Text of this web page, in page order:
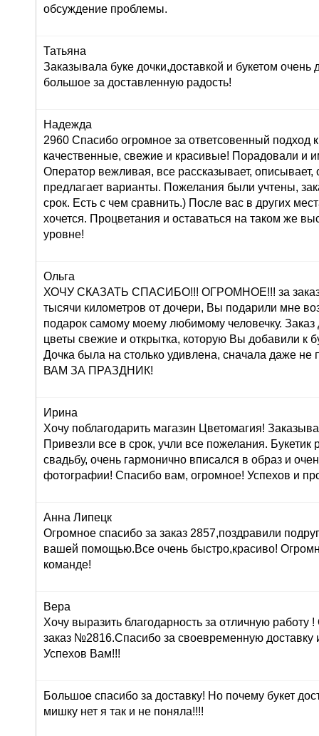
обсуждение проблемы.
Татьяна
Заказывала буке дочки,доставкой и букетом
большое за доставленную радость!
Надежда
2960 Спасибо огромное за ответсовенный подход
качественные, свежие и красивые! Порадовали и
Оператор вежливая, все рассказывает, описывает,
предлагает варианты. Пожелания были учтены,
срок. Есть с чем сравнить.) После вас в других
хочется. Процветания и оставаться на таком же
уровне!
Ольга
ХОЧУ СКАЗАТЬ СПАСИБО!!! ОГРОМНОЕ!!! за заказ
тысячи километров от дочери, Вы подарили мне
подарок самому моему любимому человечку.
цветы свежие и открытка, которую Вы добавили к
Дочка была на столько удивлена, сначала даже
ВАМ ЗА ПРАЗДНИК!
Ирина
Хочу поблагодарить магазин Цветомагия!
Привезли все в срок, учли все пожелания. Букетик
свадьбу, очень гармонично вписался в образ и
фотографии! Спасибо вам, огромное! Успехов и
Анна Липецк
Огромное спасибо за заказ 2857,поздравили
вашей помощью.Все очень быстро,красиво!
команде!
Вера
Хочу выразить благодарность за отличную
заказ №2816.Спасибо за своевременную
Успехов Вам!!!
Большое спасибо за доставку! Но почему букет
мишку нет я так и не поняла!!!!